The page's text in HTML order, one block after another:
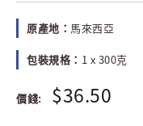
原產地： 馬來西亞
包裝規格： 1 x 300克
價錢: $36.50